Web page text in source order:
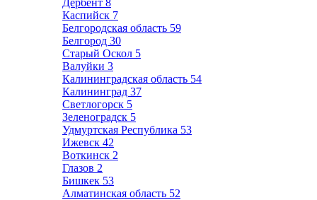
Дербент 8
Каспийск 7
Белгородская область 59
Белгород 30
Старый Оскол 5
Валуйки 3
Калининградская область 54
Калининград 37
Светлогорск 5
Зеленоградск 5
Удмуртская Республика 53
Ижевск 42
Воткинск 2
Глазов 2
Бишкек 53
Алматинская область 52